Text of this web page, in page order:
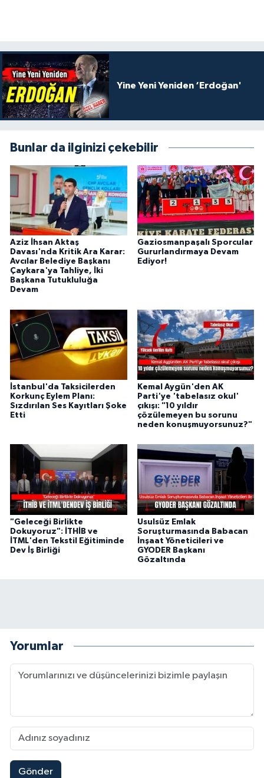
Yine Yeni Yeniden ‘Erdoğan'
Bunlar da ilginizi çekebilir
Aziz İhsan Aktaş
Davası'nda Kritik Ara Karar:
Avcılar Belediye Başkanı
Çaykara'ya Tahliye, İki
Başkana Tutukluluğa
Devam
Gaziosmanpaşalı Sporcular
Gururlandırmaya Devam
Ediyor!
İstanbul'da Taksicilerden
Korkunç Eylem Planı:
Sızdırılan Ses Kayıtları Şoke
Etti
Kemal Aygün'den AK
Parti'ye 'tabelasız okul'
çıkışı: "10 yıldır
çözülemeyen bu sorunu
neden konuşmuyorsunuz?"
"Geleceği Birlikte
Dokuyoruz": İTHİB ve
İTML'den Tekstil Eğitiminde
Dev İş Birliği
Usulsüz Emlak
Soruşturmasında Babacan
İnşaat Yöneticileri ve
GYODER Başkanı
Gözaltında
Yorumlar
Gönder